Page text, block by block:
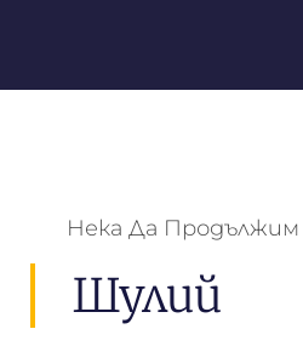
Нека Да Продължим
Шулий